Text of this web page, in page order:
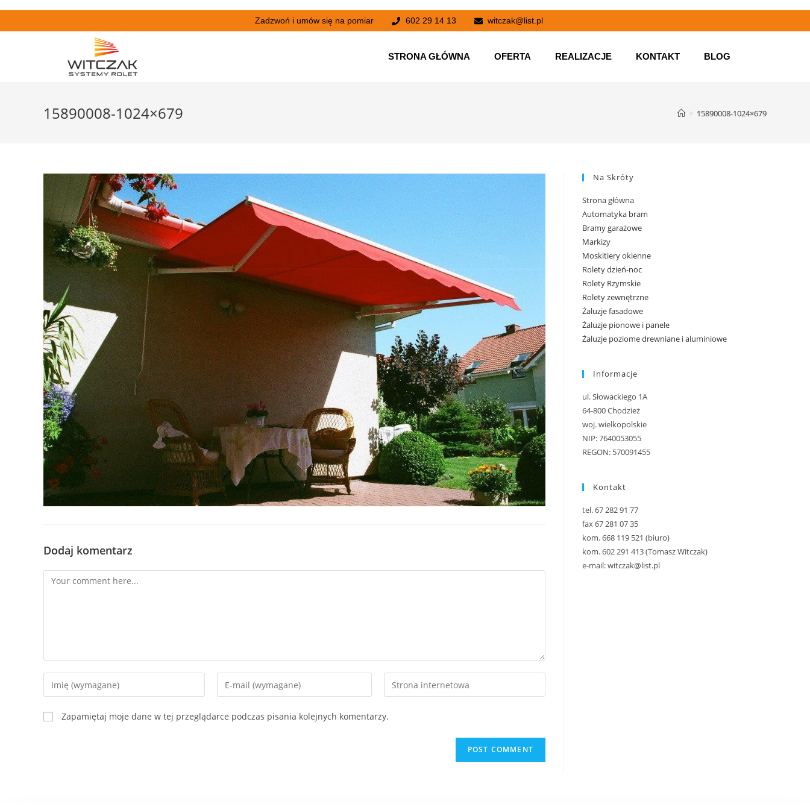
Zadzwoń i umów się na pomiar 602 29 14 13 witczak@list.pl
STRONA GŁÓWNA OFERTA REALIZACJE KONTAKT BLOG
15890008-1024×679 > 15890008-1024×679
Dodaj komentarz
Zapamiętaj moje dane w tej przeglądarce podczas pisania kolejnych komentarzy.
Na Skróty
Strona główna
Automatyka bram
Bramy garażowe
Markizy
Moskitiery okienne
Rolety dzień-noc
Rolety Rzymskie
Rolety zewnętrzne
Żaluzje fasadowe
Żaluzje pionowe i panele
Żaluzje poziome drewniane i aluminiowe
Informacje
ul. Słowackiego 1A
64-800 Chodzież
woj. wielkopolskie
NIP: 7640053055
REGON: 570091455
Kontakt
tel. 67 282 91 77
fax 67 281 07 35
kom. 668 119 521 (biuro)
kom. 602 291 413 (Tomasz Witczak)
e-mail: witczak@list.pl